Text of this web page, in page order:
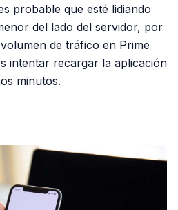
probable que esté lidiando
del lado del servidor, por
de tráfico en Prime
intentar recargar la aplicación
minutos.